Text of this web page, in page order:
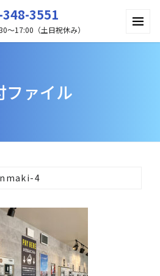
3551
〜17:00（土日祝休み）
ファイル
4